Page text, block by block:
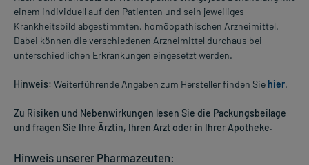
einem individuell auf den Patienten und sein jeweiliges
Krankheitsbild abgestimmten, homöopathischen Arzneimittel.
Dabei können die verschiedenen Arzneimittel durchaus bei
unterschiedlichen Erkrankungen eingesetzt werden.
Hinweis: Weiterführende Angaben zum Hersteller finden Sie hier.
Zu Risiken und Nebenwirkungen lesen Sie die Packungsbeilage
und fragen Sie Ihre Ärztin, Ihren Arzt oder in Ihrer Apotheke.
Hinweis unserer Pharmazeuten: